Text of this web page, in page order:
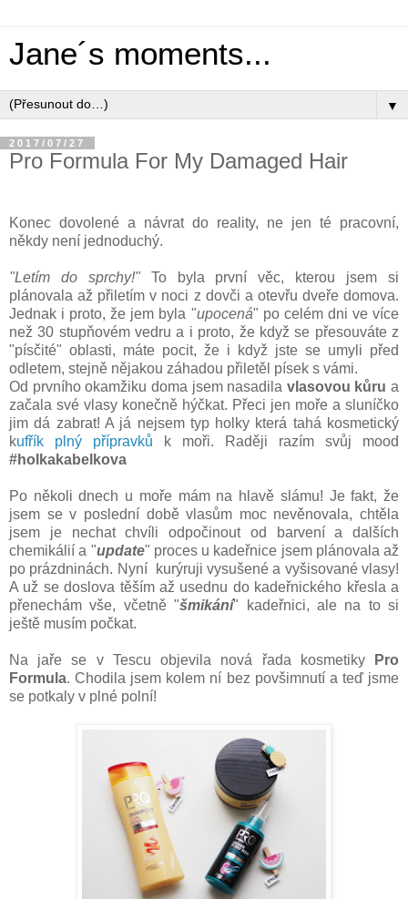
Jane´s moments...
▼
2017/07/27
Pro Formula For My Damaged Hair
Konec dovolené a návrat do reality, ne jen té pracovní,
někdy není jednoduchý.
"Letím do sprchy!"To byla první věc, kterou jsem si
plánovala až přiletím v noci z dovči a otevřu dveře domova.
Jednak i proto, že jem byla "upocená" po celém dni ve více
než 30 stupňovém vedru a i proto, že když se přesouváte z
"písčité" oblasti, máte pocit, že i když jste se umyli před
odletem, stejně nějakou záhadou přiletěl písek s vámi.
Od prvního okamžiku doma jsem nasadila vlasovou kůru a
začala své vlasy konečně hýčkat. Přeci jen moře a sluníčko
jim dá zabrat! A já nejsem typ holky která tahá kosmetický
kufřík plný přípravků k moři. Raději razím svůj mood
#holkakabelkova
Po několi dnech u moře mám na hlavě slámu! Je fakt, že
jsem se v poslední době vlasům moc nevěnovala, chtěla
jsem je nechat chvíli odpočinout od barvení a dalších
chemikálií a "update" proces u kadeřnice jsem plánovala až
po prázdninách. Nyní kurýruji vysušené a vyšisované vlasy!
A už se doslova těším až usednu do kadeřnického křesla a
přenechám vše, včetně "šmikání" kadeřnici, ale na to si
ještě musím počkat.
Na jaře se v Tescu objevila nová řada kosmetiky
Pro
Formula. Chodila jsem kolem ní bez povšimnutí a teď jsme
se potkaly v plné polní!